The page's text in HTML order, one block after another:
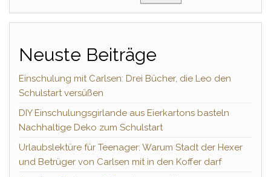
Neuste Beiträge
Einschulung mit Carlsen: Drei Bücher, die Leo den
Schulstart versüßen
DIY Einschulungsgirlande aus Eierkartons basteln
Nachhaltige Deko zum Schulstart
Urlaubslektüre für Teenager: Warum Stadt der Hexer
und Betrüger von Carlsen mit in den Koffer darf